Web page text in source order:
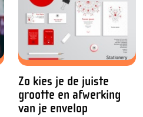
Zo kies je de juiste
grootte en afwerking
van je envelop